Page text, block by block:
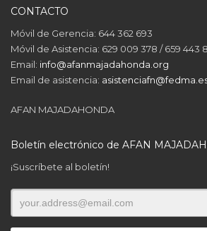
CONTACTO
Móvil de Gerencia: 644 362 693
Móvil de Asistencia: 629 009 378 / 659 443
Email: info@afanmajadahonda.org
Email de asistencia:
AFAN MAJADAHONDA
Boletín electrónico de AFAN
¡Suscríbete al boletín!